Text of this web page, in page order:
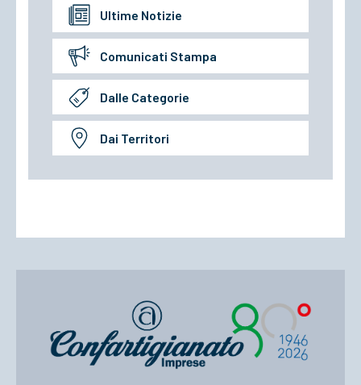
Ultime Notizie
Comunicati Stampa
Dalle Categorie
Dai Territori